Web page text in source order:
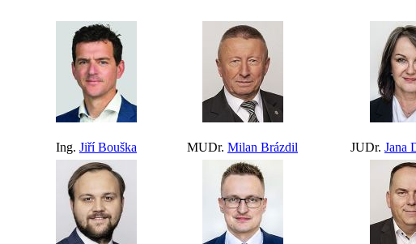
Ing. Jiří Bouška MUDr. Milan Brázdil JUDr. Jana